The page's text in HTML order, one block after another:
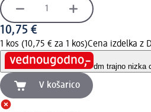
10,75 €
1 kos (10,75 € za 1 kos)Cena izdelka z
dm trajno nizka
V košarico